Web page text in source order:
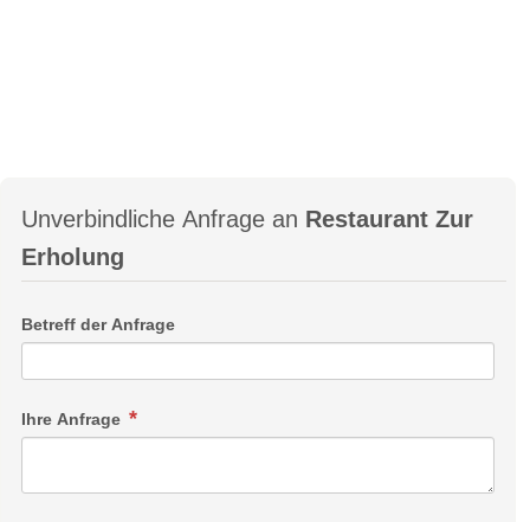
Unverbindliche Anfrage an Restaurant Zur
Erholung
Betreff der Anfrage
Ihre Anfrage